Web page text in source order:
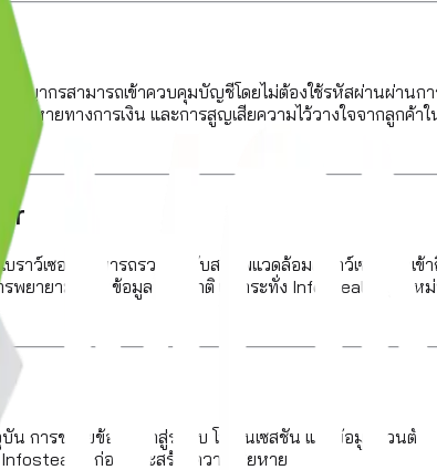
ญากรสามารถเข้าควบคุมบัญชีโดยไม่ต้องใช้รหัสผ่านผ่านก
ยหายทางการเงิน และการสูญเสียความไว้วางใจจากลูกค้าใ
ว์เซอร์ สามารถรวมเข้ากับสภาพแวดล้อมเบราว์เซอร์เพื่อ
พยายามขโมยข้อมูลที่ผิดปกติ แม้กระทั่ง Infostealer รุ่นให
การขโมยข้อมูลเข้าสู่ระบบ โทเค็นเซสชัน และข้อมูลส่วนตั
Infostealer ก่อนที่จะสร้างความเสียหาย